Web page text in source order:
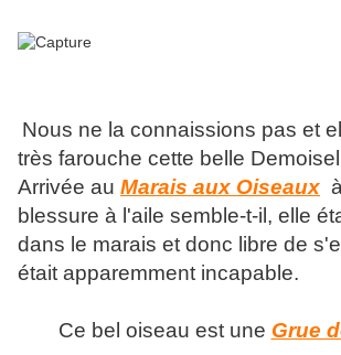
Nous ne la connaissions pas et
très farouche cette belle
Arrivée au Marais aux Oiseaux
blessure à l'aile semble-t-il, elle
dans le marais et donc libre de
était apparemment incapable.
Ce bel oiseau est une Grue